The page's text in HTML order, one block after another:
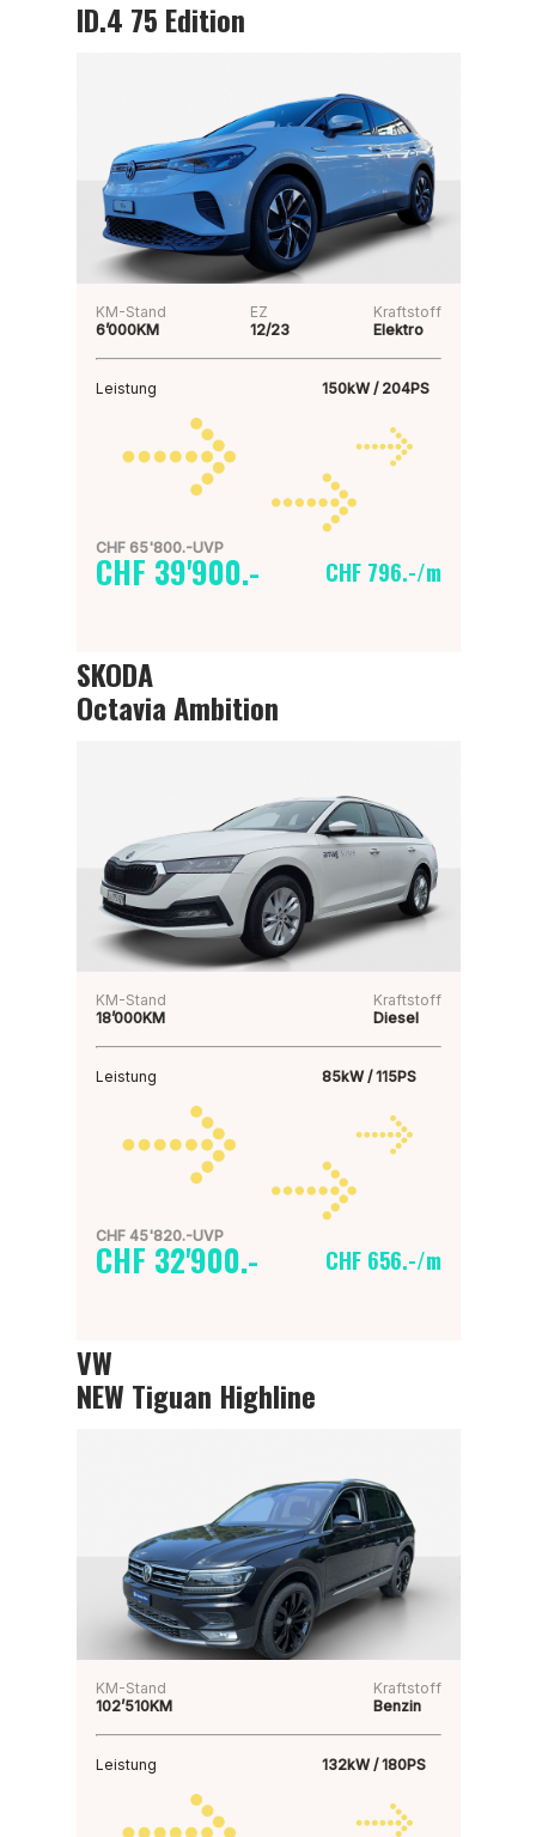
ID.4 75 Edition
KM-Stand
6’000KM
EZ
12/23
Kraftstoff
Elektro
Leistung 150kW / 204PS
CHF 65'800.-UVP
CHF 39'900.- CHF 796.-/m
SKODA
Octavia Ambition
KM-Stand
18’000KM
Kraftstoff
Diesel
Leistung 85kW / 115PS
CHF 45'820.-UVP
CHF 32'900.- CHF 656.-/m
VW
NEW Tiguan Highline
KM-Stand
102’510KM
Kraftstoff
Benzin
Leistung 132kW / 180PS